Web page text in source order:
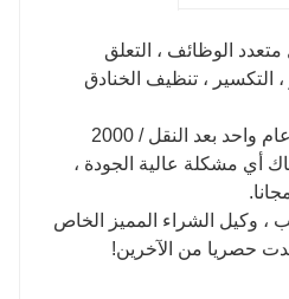
متعدد الوظائف ، التعلق
التكسير ، تنظيف الخنادق
فترة الضمان: في غضون عام واحد بعد النقل / 2000
أي مشكلة عالية الجودة ،
وكيل الشراء المميز الخاص
حصريا من الآخرين!